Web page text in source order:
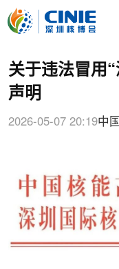
关于违法冒用
声明
2026-05-07 20:19中